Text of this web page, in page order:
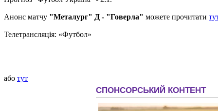
Анонс матчу "Металург" Д - "Говерла" можете прочитати
Телетрансляція: «Футбол»
або тут